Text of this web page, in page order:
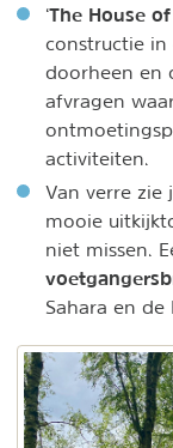
‘The House
constructie in
doorheen en
afvragen
activiteiten.
Van verre zie
mooie
niet missen.
Sahara en de